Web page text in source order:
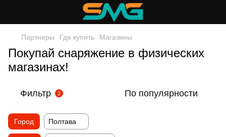
Партнеры Где купить Магазины
Покупай снаряжение в физических
магазинах!
Фильтр 2 По популярности
Город Полтава